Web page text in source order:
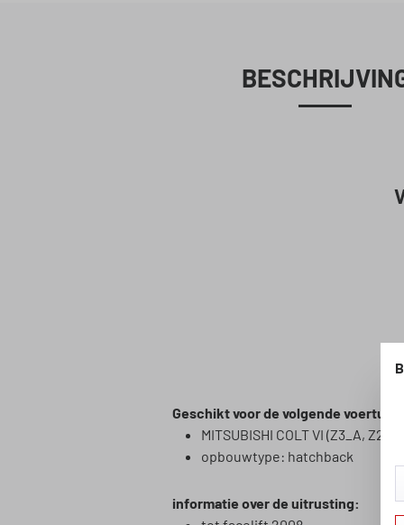
Geschikt voor de volgende
MITSUBISHI COLT VI (Z3_A,
opbouwtype: hatchback
informatie over de uitrusting: